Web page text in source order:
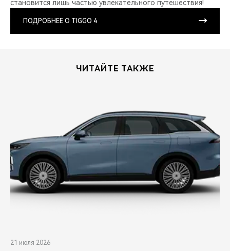
становится лишь частью увлекательного путешествия!
ПОДРОБНЕЕ О TIGGO 4
ЧИТАЙТЕ ТАКЖЕ
21 июля 2026